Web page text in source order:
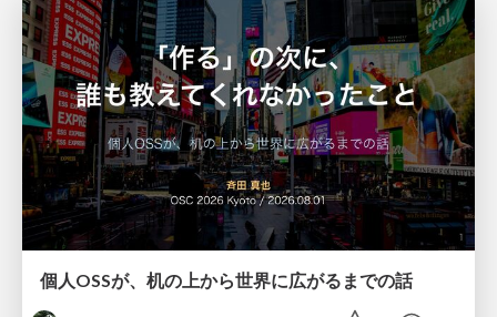
個人OSSが、机の上から世界に広がるまでの話